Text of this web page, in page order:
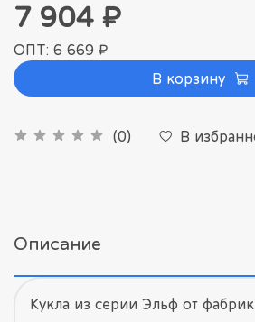
(0) В
7 904 ₽
ОПТ: 6 669 ₽
В корзину
Описание
Кукла из серии Эльф от